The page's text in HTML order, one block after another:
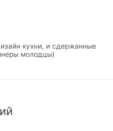
кухни, и сдержанные
молодцы)